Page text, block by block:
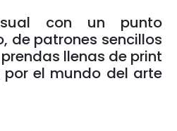
con un punto
de patrones sencillos
llenas de print
el mundo del arte